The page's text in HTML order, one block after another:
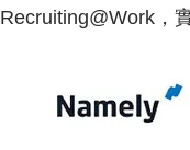
Recruiting@Work，